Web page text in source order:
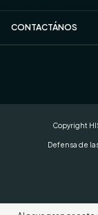
CONTACTÁNOS
Copyright
Defensa de